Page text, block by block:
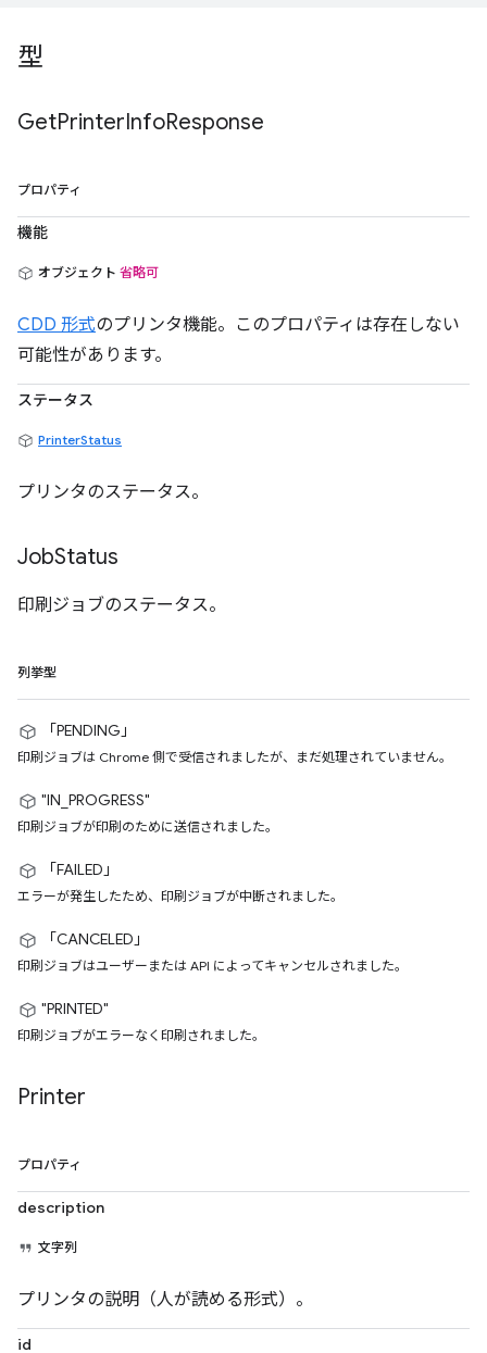
型
GetPrinterInfoResponse
プロパティ
機能
オブジェクト 省略可
CDD 形式のプリンタ機能。このプロパティは存在しない
可能性があります。
ステータス
PrinterStatus
プリンタのステータス。
JobStatus
印刷ジョブのステータス。
列挙型
「PENDING」
印刷ジョブは Chrome 側で受信されましたが、まだ処理されていません。
"IN_PROGRESS"
印刷ジョブが印刷のために送信されました。
「FAILED」
エラーが発生したため、印刷ジョブが中断されました。
「CANCELED」
印刷ジョブはユーザーまたは API によってキャンセルされました。
"PRINTED"
印刷ジョブがエラーなく印刷されました。
Printer
プロパティ
description
文字列
プリンタの説明（人が読める形式）。
id